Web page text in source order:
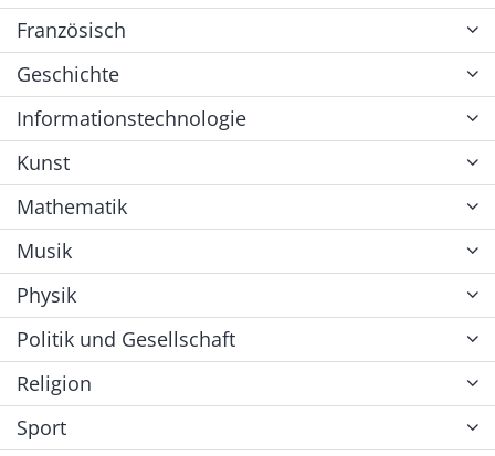
Französisch
Geschichte
Informationstechnologie
Kunst
Mathematik
Musik
Physik
Politik und Gesellschaft
Religion
Sport